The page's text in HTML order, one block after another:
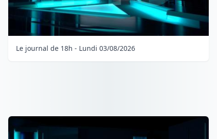
Le journal de 18h - Lundi 03/08/2026